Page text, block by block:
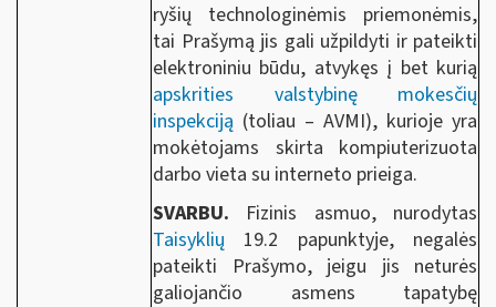
ryšių technologinėmis priemonėmis,
tai Prašymą jis gali užpildyti ir pateikti
elektroniniu būdu, atvykęs į bet kurią
apskrities valstybinę mokesčių
inspekciją (toliau – AVMI), kurioje yra
mokėtojams skirta kompiuterizuota
darbo vieta su interneto prieiga.
SVARBU. Fizinis asmuo, nurodytas
Taisyklių 19.2 papunktyje, negalės
pateikti Prašymo, jeigu jis neturės
galiojančio asmens tapatybę